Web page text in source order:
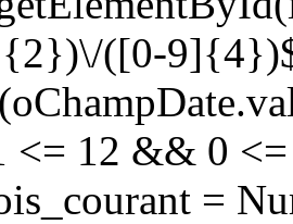
([0-
<= 12 && 0
=